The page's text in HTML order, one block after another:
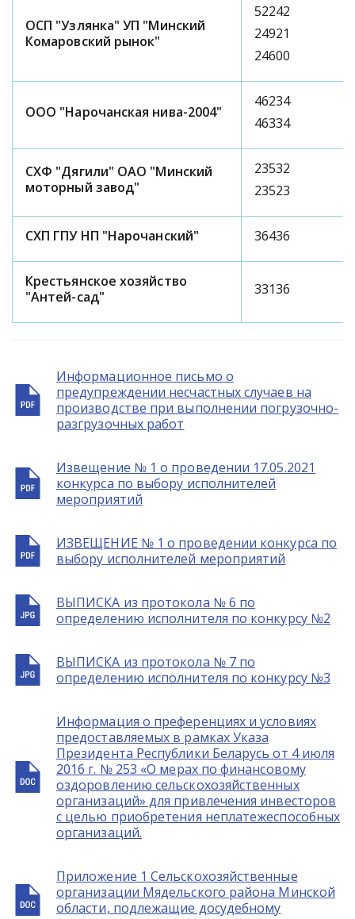
ОСП "Узлянка" УП "Минский
Комаровский рынок"
52242
24921
24600
ООО "Нарочанская нива-2004"
46234
46334
СХФ "Дягили" ОАО "Минский
моторный завод"
23532
23523
СХП ГПУ НП "Нарочанский" 36436
Крестьянское хозяйство
"Антей-сад"
33136
Информационное письмо о
предупреждении несчастных случаев на
производстве при выполнении погрузочно-
разгрузочных работ
Извещение № 1 о проведении 17.05.2021
конкурса по выбору исполнителей
мероприятий
ИЗВЕЩЕНИЕ № 1 о проведении конкурса по
выбору исполнителей мероприятий
ВЫПИСКА из протокола № 6 по
определению исполнителя по конкурсу №2
ВЫПИСКА из протокола № 7 по
определению исполнителя по конкурсу №3
Информация о преференциях и условиях
предоставляемых в рамках Указа
Президента Республики Беларусь от 4 июля
2016 г. № 253 «О мерах по финансовому
оздоровлению сельскохозяйственных
организаций» для привлечения инвесторов
с целью приобретения неплатежеспособных
организаций.
Приложение 1 Сельскохозяйственные
организации Мядельского района Минской
области, подлежащие досудебному